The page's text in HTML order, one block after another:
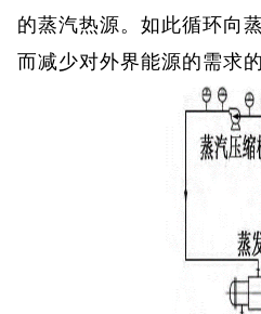
的蒸汽热源。如此循环向
而减少对外界能源的需求